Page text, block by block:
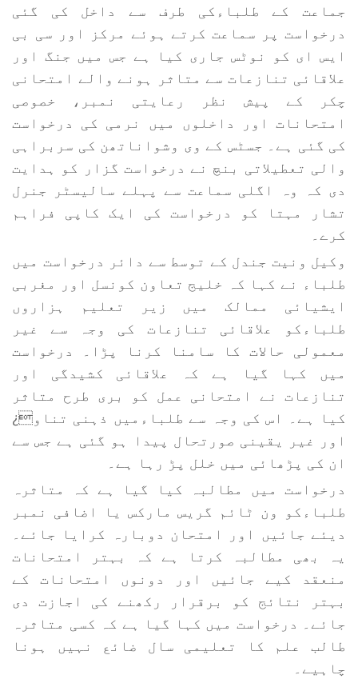
جماعت کے طلباءکی طرف سے داخل کی گئی
درخواست پر سماعت کرتے ہوئے مرکز اور سی بی
ایس ای کو نوٹس جاری کیا ہے جس میں جنگ اور
علاقائی تنازعات سے متاثر ہونے والے امتحانی
چکر کے پیش نظر رعایتی نمبر، خصوصی
امتحانات اور داخلوں میں نرمی کی درخواست
کی گئی ہے۔ جسٹس کے وی وشواناتھن کی سربراہی
والی تعطیلاتی بنچ نے درخواست گزار کو ہدایت
دی کہ وہ اگلی سماعت سے پہلے سالیسٹر جنرل
تشار مہتا کو درخواست کی ایک کاپی فراہم
کرے۔
وکیل ونیت جندل کے توسط سے دائر درخواست میں
طلباء نے کہا کہ خلیج تعاون کونسل اور مغربی
ایشیائی ممالک میں زیر تعلیم ہزاروں
طلباءکو علاقائی تنازعات کی وجہ سے غیر
معمولی حالات کا سامنا کرنا پڑا۔ درخواست
میں کہا گیا ہے کہ علاقائی کشیدگی اور
تنازعات نے امتحانی عمل کو بری طرح متاثر
کیا ہے۔ اس کی وجہ سے طلباءمیں ذہنی تناو¿
اور غیر یقینی صورتحال پیدا ہو گئی ہے جس سے
ان کی پڑھائی میں خلل پڑ رہا ہے۔
درخواست میں مطالبہ کیا گیا ہے کہ متاثرہ
طلباءکو ون ٹائم گریس مارکس یا اضافی نمبر
دیئے جائیں اور امتحان دوبارہ کرایا جائے۔
یہ بھی مطالبہ کرتا ہے کہ بہتر امتحانات
منعقد کیے جائیں اور دونوں امتحانات کے
بہتر نتائج کو برقرار رکھنے کی اجازت دی
جائے۔ درخواست میں کہا گیا ہے کہ کسی متاثرہ
طالب علم کا تعلیمی سال ضائع نہیں ہونا
چاہیے۔